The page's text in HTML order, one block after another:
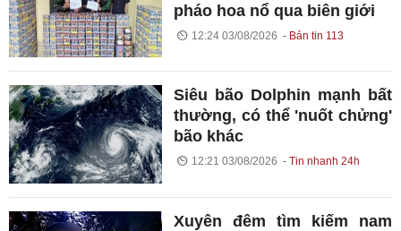
pháo hoa nổ qua biên giới
12:24 03/08/2026 Bản tin 113
Siêu bão Dolphin mạnh bất
thường, có thể 'nuốt chửng'
bão khác
12:21 03/08/2026 Tin nhanh 24h
Xuyên đêm tìm kiếm nam